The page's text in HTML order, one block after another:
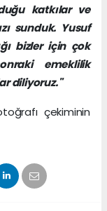
katkılar ve
sunduk. Yusuf
bizler için çok
emeklilik
diliyoruz."
çekiminin